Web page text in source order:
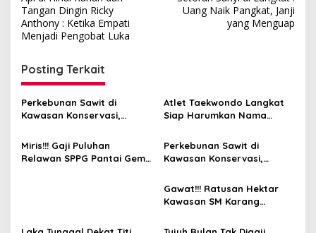
pos
Tangan Dingin Ricky
Anthony : Ketika Empati
Menjadi Pengobat Luka
Uang Naik Pangkat, Janji
yang Menguap
Posting Terkait
Perkebunan Sawit di
Kawasan Konservasi,
Atlet Taekwondo Langkat
Siap Harumkan Nama
Internasional G2 Asian
Miris!!! Gaji Puluhan
Relawan SPPG Pantai Gemi
Perkebunan Sawit di
Kawasan Konservasi,
Gawat!!! Ratusan Hektar
Kawasan SM Karang
Laut Disulap Jadi Kebun